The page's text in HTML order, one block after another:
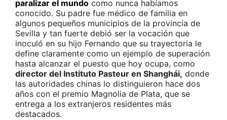
paralizar el mundo como nunca habíamos
conocido. Su padre fue médico de familia en
algunos pequeños municipios de la provincia de
Sevilla y tan fuerte debió ser la vocación que
inoculó en su hijo Fernando que su trayectoria le
define claramente como un ejemplo de superación
hasta alcanzar el puesto que hoy ocupa, como
director del Instituto Pasteur en Shanghái, donde
las autoridades chinas lo distinguieron hace dos
años con el premio Magnolia de Plata, que se
entrega a los extranjeros residentes más
destacados.